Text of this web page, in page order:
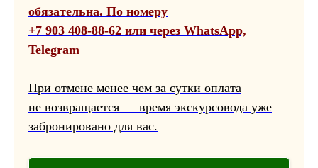
обязательна. По номеру
+7 903 408-88-62 или через WhatsApp,
Telegram
При отмене менее чем за сутки оплата
не возвращается — время экскурсовода уже
забронировано для вас.